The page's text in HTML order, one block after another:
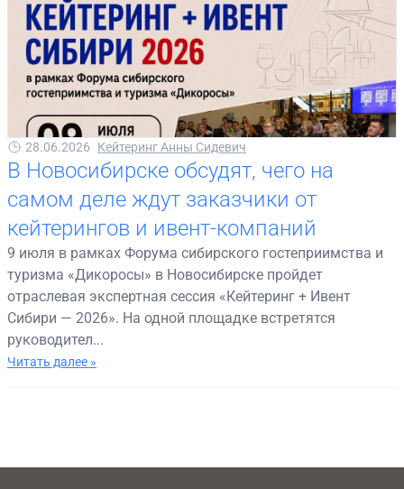
28.06.2026 Кейтеринг Анны Сидевич
В Новосибирске обсудят, чего на
самом деле ждут заказчики от
кейтерингов и ивент-компаний
9 июля в рамках Форума сибирского гостеприимства и
туризма «Дикоросы» в Новосибирске пройдет
отраслевая экспертная сессия «Кейтеринг + Ивент
Сибири — 2026». На одной площадке встретятся
руководител...
Читать далее »